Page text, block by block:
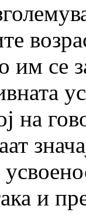
им се
на
и